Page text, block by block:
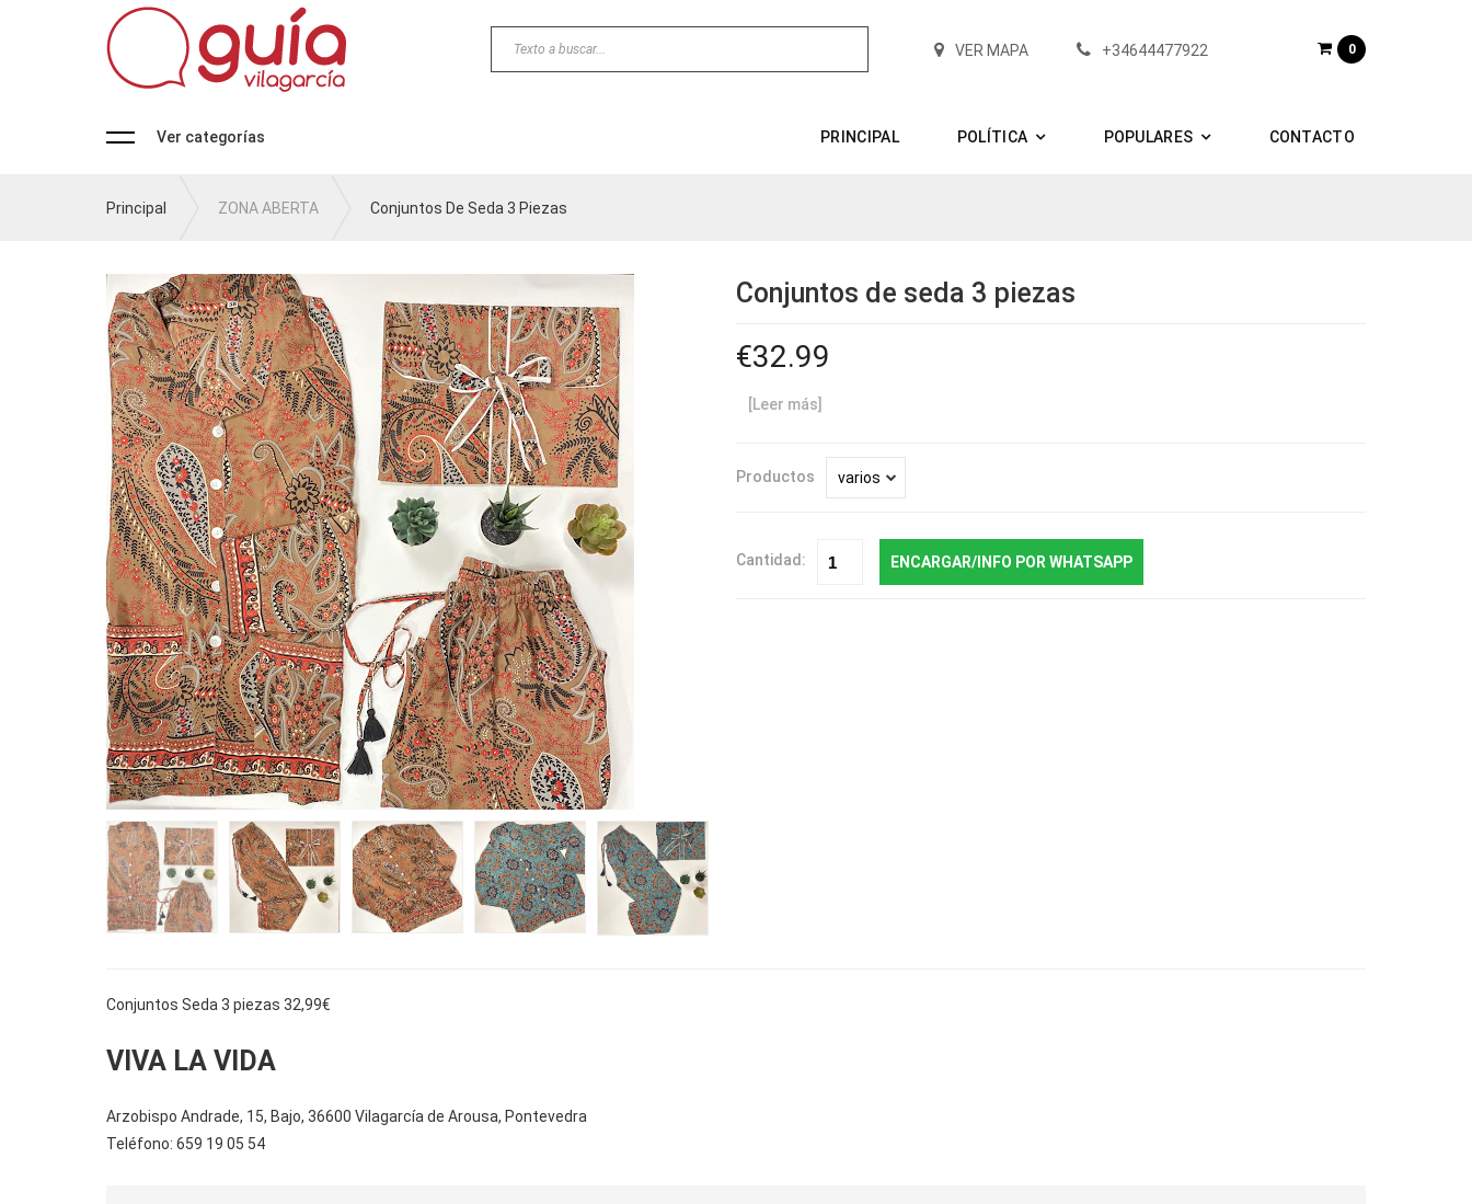
VER MAPA +34644477922 0
Ver categorías PRINCIPAL POLÍTICA POPULARES CONTACTO
Principal ZONA ABERTA Conjuntos De Seda 3 Piezas
Conjuntos de seda 3 piezas
32.99
[Leer más]
Productos
Cantidad: ENCARGAR/INFO POR WHATSAPP
Conjuntos Seda 3 piezas 32,99€
VIVA LA VIDA
Arzobispo Andrade, 15, Bajo, 36600 Vilagarcía de Arousa, Pontevedra
Teléfono: 659 19 05 54